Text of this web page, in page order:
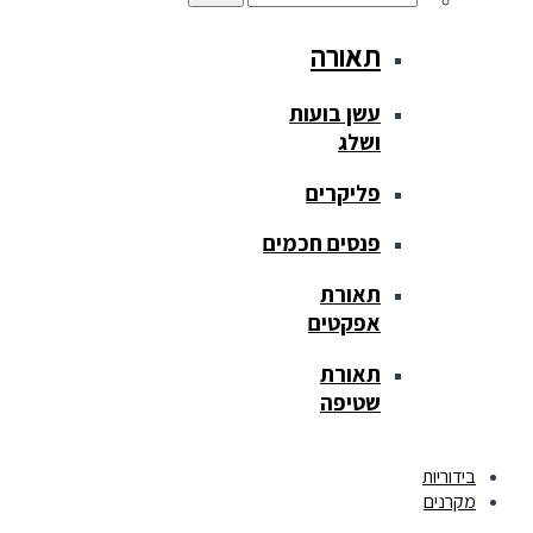
תאורה
עשן בועות
ושלג
פליקרים
פנסים חכמים
תאורת
אפקטים
תאורת
שטיפה
בידוריות
מקרנים